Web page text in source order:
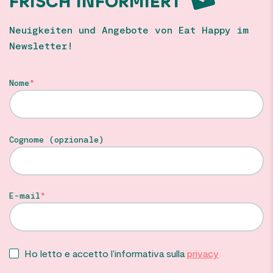
Neuigkeiten und Angebote von Eat Happy im
Newsletter!
Nome
Cognome (opzionale)
E-mail
Ho letto e accetto l’informativa sulla privacy